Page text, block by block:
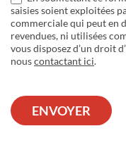
saisies soient exploitées
commerciale qui peut en
revendues, ni utilisées
vous disposez d’un droit
nouscontactant ici.
ENVOYER